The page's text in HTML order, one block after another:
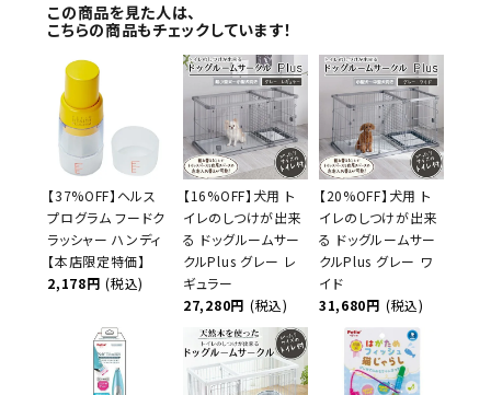
この商品を見た人は、
こちらの商品もチェックしています！
【37%OFF】ヘルス
プログラム フードク
ラッシャー ハンディ
【本店限定特価】
2,178円 (税込)
【16%OFF】犬用 ト
イレのしつけが出来
る ドッグルームサー
クルPlus グレー レ
ギュラー
27,280円 (税込)
【20%OFF】犬用 ト
イレのしつけが出来
る ドッグルームサー
クルPlus グレー ワ
イド
31,680円 (税込)